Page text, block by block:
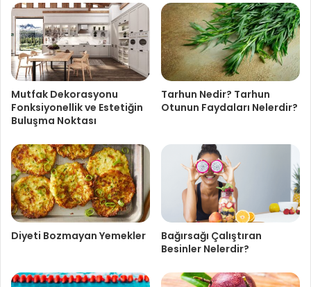
Mutfak Dekorasyonu
Fonksiyonellik ve Estetiğin
Buluşma Noktası
Tarhun Nedir? Tarhun
Otunun Faydaları Nelerdir?
Diyeti Bozmayan Yemekler
Bağırsağı Çalıştıran
Besinler Nelerdir?